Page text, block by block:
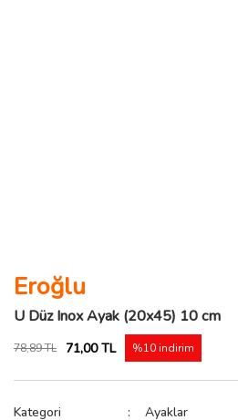
Eroğlu
U Düz Inox Ayak (20x45) 10 cm
78,89 TL 71,00 TL %10 indirim
Kategori
Ayaklar